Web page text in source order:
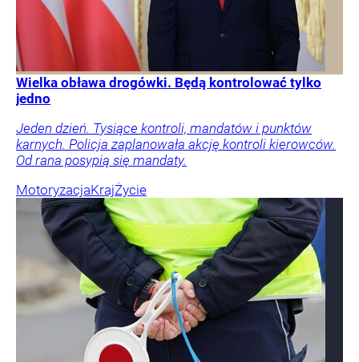
Wielka obława drogówki. Będą kontrolować tylko
jedno
Jeden dzień. Tysiące kontroli, mandatów i punktów
karnych. Policja zaplanowała akcję kontroli kierowców.
Od rana posypią się mandaty.
MotoryzacjaKrajŻycie